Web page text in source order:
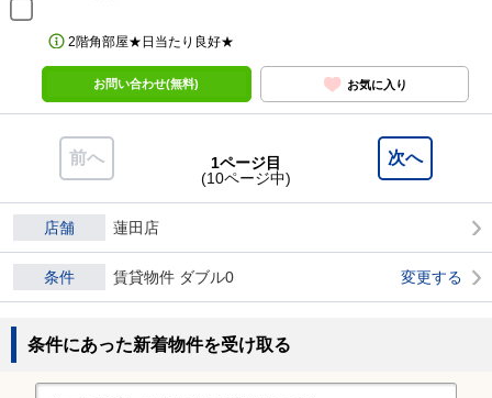
2階角部屋★日当たり良好★
お問い合わせ(無料) お気に入り
前へ 次へ
1ページ目
(10ページ中)
店舗 蓮田店
条件 賃貸物件 ダブル0 変更する
条件にあった新着物件を受け取る